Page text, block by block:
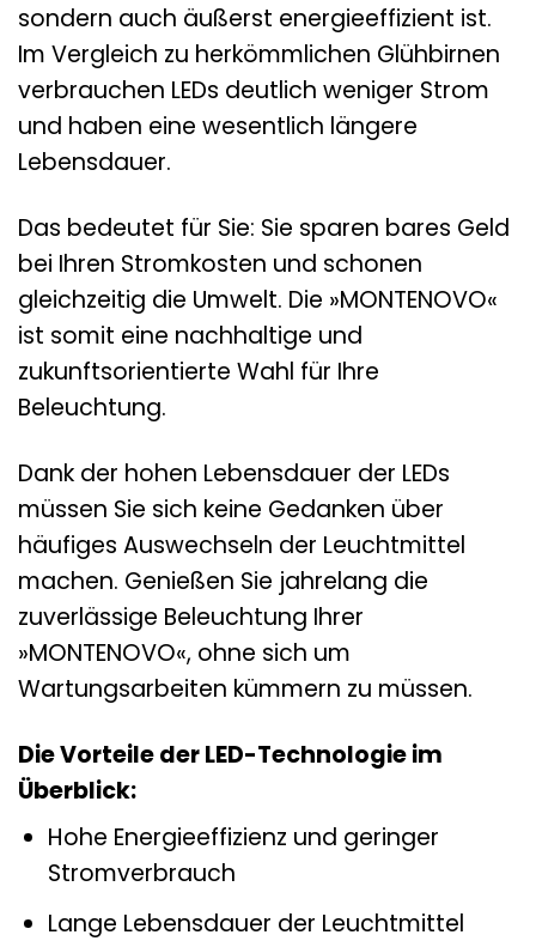
sondern auch äußerst energieeffizient ist.
Im Vergleich zu herkömmlichen Glühbirnen
verbrauchen LEDs deutlich weniger Strom
und haben eine wesentlich längere
Lebensdauer.
Das bedeutet für Sie: Sie sparen bares Geld
bei Ihren Stromkosten und schonen
gleichzeitig die Umwelt. Die »MONTENOVO«
ist somit eine nachhaltige und
zukunftsorientierte Wahl für Ihre
Beleuchtung.
Dank der hohen Lebensdauer der LEDs
müssen Sie sich keine Gedanken über
häufiges Auswechseln der Leuchtmittel
machen. Genießen Sie jahrelang die
zuverlässige Beleuchtung Ihrer
»MONTENOVO«, ohne sich um
Wartungsarbeiten kümmern zu müssen.
Die Vorteile der LED-Technologie im
Überblick:
Hohe Energieeffizienz und geringer
Stromverbrauch
Lange Lebensdauer der Leuchtmittel